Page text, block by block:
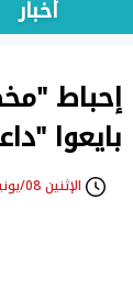
أخبار
بايعوا
الإثنين 08/يونيو/2026 - 05:29 م